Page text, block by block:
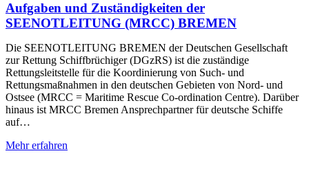
Aufgaben und Zuständigkeiten der
SEENOTLEITUNG (MRCC) BREMEN
Die SEENOTLEITUNG BREMEN der Deutschen Gesellschaft
zur Rettung Schiffbrüchiger (DGzRS) ist die zuständige
Rettungsleitstelle für die Koordinierung von Such- und
Rettungsmaßnahmen in den deutschen Gebieten von Nord- und
Ostsee (MRCC = Maritime Rescue Co-ordination Centre). Darüber
hinaus ist MRCC Bremen Ansprechpartner für deutsche Schiffe
auf…
Mehr erfahren